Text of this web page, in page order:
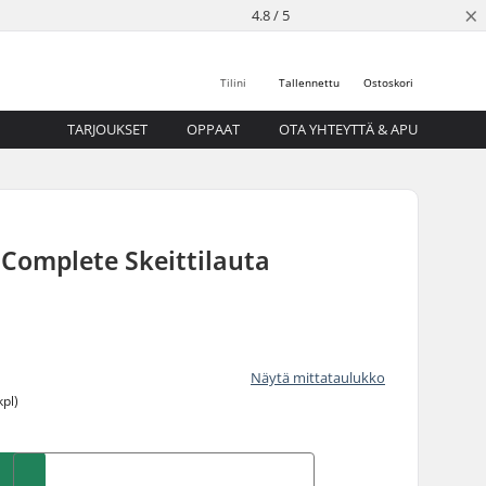
4.8 / 5 ×
Ostoskori
Tallennettu
Tilini
TARJOUKSET OPPAAT OTA YHTEYTTÄ & APU
Skeittilauta
Näytä mittataulukko